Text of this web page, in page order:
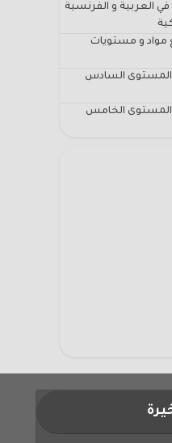
في العربية و الفرنسية
مواد و مستويات
المستوى السادس
المستوى الخامس